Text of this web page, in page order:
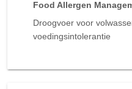
Food Allergen
Droogvoer voor
voedingsintolerantie